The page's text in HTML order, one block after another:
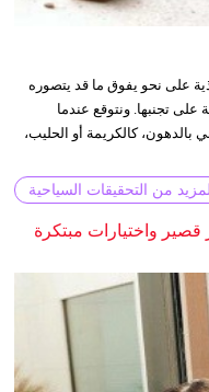
على نحو يفوق ما قد يتصوره
تجنبها. ونتوقع عندما
بالدهون، كالكريمة أو الحليب،
من التحقيقات السياحية
واختيارات مبتكرة